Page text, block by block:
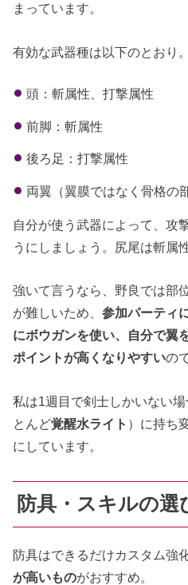
まっています。
有効な武器種は以下のとおり。
頭：斬属性、打撃属性
前脚：斬属性
後ろ足：打撃属性
両翼（翼膜ではなく骨格の
自分が使う武器によって、攻
うにしましょう。尻尾は斬属
強いて言うなら、野良では部
が難しいため、参加パーティ
にボウガンを使い、自分で翼
ポイントが高くなりやすいの
私は1週目で剣士しかいない
とんど覚醒水ライト ）に持ち
にしています。
防具・スキルの選
防具はできるだけカスタム強
が高いものがおすすめ。